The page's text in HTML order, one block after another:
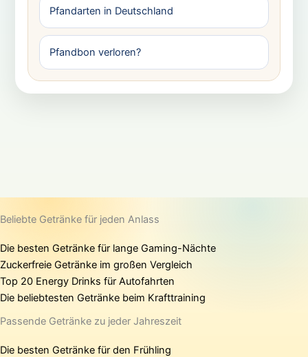
Pfandarten in Deutschland
Pfandbon verloren?
Beliebte Getränke für jeden Anlass
Die besten Getränke für lange Gaming-Nächte
Zuckerfreie Getränke im großen Vergleich
Top 20 Energy Drinks für Autofahrten
Die beliebtesten Getränke beim Krafttraining
Passende Getränke zu jeder Jahreszeit
Die besten Getränke für den Frühling